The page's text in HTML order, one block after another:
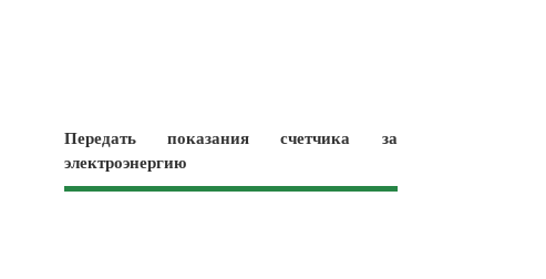
Передать показания счетчика за
электроэнергию